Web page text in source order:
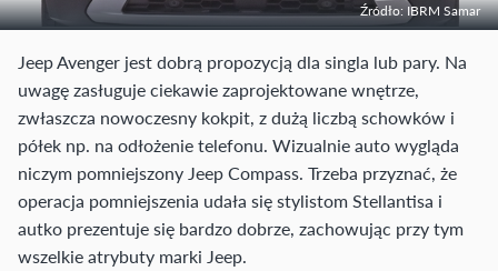
Źródło: IBRM Samar
Jeep Avenger jest dobrą propozycją dla singla lub pary. Na
uwagę zasługuje ciekawie zaprojektowane wnętrze,
zwłaszcza nowoczesny kokpit, z dużą liczbą schowków i
półek np. na odłożenie telefonu. Wizualnie auto wygląda
niczym pomniejszony Jeep Compass. Trzeba przyznać, że
operacja pomniejszenia udała się stylistom Stellantisa i
autko prezentuje się bardzo dobrze, zachowując przy tym
wszelkie atrybuty marki Jeep.